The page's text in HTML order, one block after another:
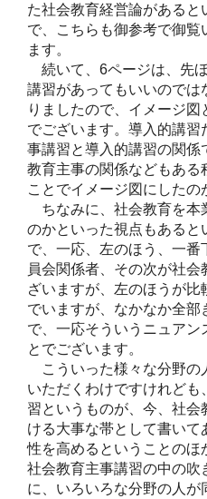
た社会教育経営論がある
で、こちらも御参考で御
ます。
続いて、6ページは、先
講習があってもいいのでは
りましたので、イメージ
でございます。導入的講
事講習と導入的講習の関係
教育主事の関係などもある
ことでイメージ図にしたの
ちなみに、社会教育を本
のかといった視点もある
で、一応、左のほう、一
員会関係者、その次が社
ざいますが、左のほうが
でいますが、なかなか全
で、一応そういうニュアン
とでございます。
こういった様々な分野の
いただくわけですけれど
習というものが、今、社
ける大事な帯として書いて
性を高めるということのほ
社会教育主事講習の中の吹
に、いろいろな分野の人